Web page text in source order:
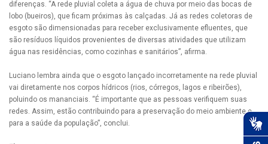
diferenças. “A rede pluvial coleta a água de chuva por meio das bocas de
lobo (bueiros), que ficam próximas às calçadas. Já as redes coletoras de
esgoto são dimensionadas para receber exclusivamente efluentes, que
são resíduos líquidos provenientes de diversas atividades que utilizam
água nas residências, como cozinhas e sanitários”, afirma.
Luciano lembra ainda que o esgoto lançado incorretamente na rede pluvial
vai diretamente nos corpos hídricos (rios, córregos, lagos e ribeirões),
poluindo os mananciais. “É importante que as pessoas verifiquem suas
redes. Assim, estão contribuindo para a preservação do meio ambiente e
para a saúde da população”, conclui.